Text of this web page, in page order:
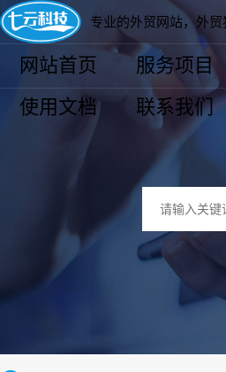
专业的外贸网站，外
网站首页 服务项目
使用文档
联系我们